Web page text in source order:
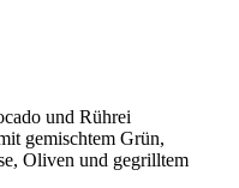
und Rührei
gemischtem Grün,
Oliven und gegrilltem